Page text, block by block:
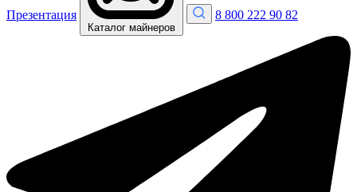
Презентация
Каталог майнеров
8 800 222 90 82